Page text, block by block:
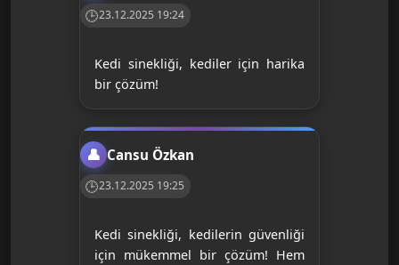
23.12.2025 19:24
Kedi sinekliği, kediler için harika
bir çözüm!
Cansu Özkan
23.12.2025 19:25
Kedi sinekliği, kedilerin güvenliği
için mükemmel bir çözüm! Hem